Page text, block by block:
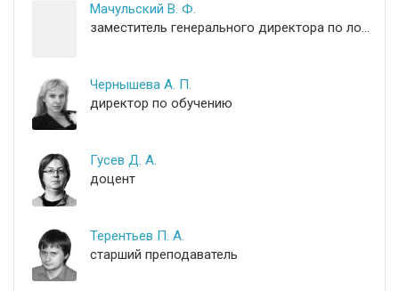
Мачульский В. Ф.
заместитель генерального директора по логистике
Чернышева А. П.
директор по обучению
Гусев Д. А.
доцент
Терентьев П. А.
старший преподаватель